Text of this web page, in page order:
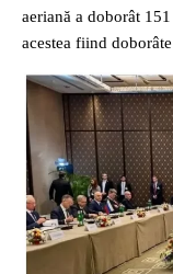
aeriană a doborât
acestea fiind